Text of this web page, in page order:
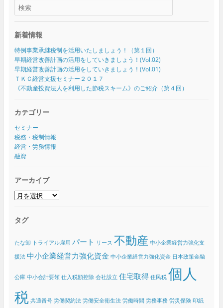
新着情報
特例事業承継税制を活用いたしましょう！（第１回）
早期経営改善計画の活用をしていきましょう！(Vol.02)
早期経営改善計画の活用をしていきましょう！(Vol.01)
ＴＫＣ経営支援セミナー２０１７
《不動産投資法人を利用した節税スキーム》のご紹介（第４回）
カテゴリー
セミナー
税務・税制情報
経営・労務情報
融資
アーカイブ
ア
イ
タグ
たな卸 トライアル雇用 パート リース 不動産 中小企業経営力強化支
援法 中小企業経営力強化資金 中小企業経営力強化資金 日本政策金融
公庫 中小会計要領 仕入税額控除 会社設立 住宅取得 住民税 個人
税 共通番号 労働契約法 労働安全衛生法 労働時間 労務事務 労災保険 印紙